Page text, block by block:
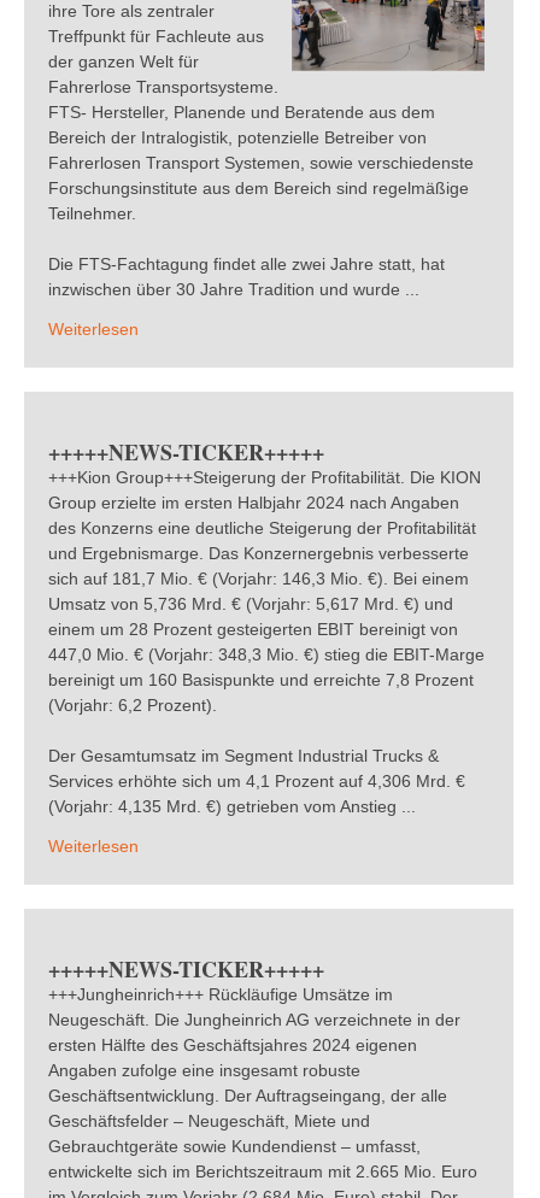
ihre Tore als zentraler
Treffpunkt für Fachleute aus
der ganzen Welt für
Fahrerlose Transportsysteme.
FTS- Hersteller, Planende und Beratende aus dem
Bereich der Intralogistik, potenzielle Betreiber von
Fahrerlosen Transport Systemen, sowie verschiedenste
Forschungsinstitute aus dem Bereich sind regelmäßige
Teilnehmer.
Die FTS-Fachtagung findet alle zwei Jahre statt, hat
inzwischen über 30 Jahre Tradition und wurde ...
Weiterlesen
+++++NEWS-TICKER+++++
+++Kion Group+++Steigerung der Profitabilität. Die KION
Group erzielte im ersten Halbjahr 2024 nach Angaben
des Konzerns eine deutliche Steigerung der Profitabilität
und Ergebnismarge. Das Konzernergebnis verbesserte
sich auf 181,7 Mio. € (Vorjahr: 146,3 Mio. €). Bei einem
Umsatz von 5,736 Mrd. € (Vorjahr: 5,617 Mrd. €) und
einem um 28 Prozent gesteigerten EBIT bereinigt von
447,0 Mio. € (Vorjahr: 348,3 Mio. €) stieg die EBIT-Marge
bereinigt um 160 Basispunkte und erreichte 7,8 Prozent
(Vorjahr: 6,2 Prozent).
Der Gesamtumsatz im Segment Industrial Trucks &
Services erhöhte sich um 4,1 Prozent auf 4,306 Mrd. €
(Vorjahr: 4,135 Mrd. €) getrieben vom Anstieg ...
Weiterlesen
+++++NEWS-TICKER+++++
+++Jungheinrich+++ Rückläufige Umsätze im
Neugeschäft. Die Jungheinrich AG verzeichnete in der
ersten Hälfte des Geschäftsjahres 2024 eigenen
Angaben zufolge eine insgesamt robuste
Geschäftsentwicklung. Der Auftragseingang, der alle
Geschäftsfelder – Neugeschäft, Miete und
Gebrauchtgeräte sowie Kundendienst – umfasst,
entwickelte sich im Berichtszeitraum mit 2.665 Mio. Euro